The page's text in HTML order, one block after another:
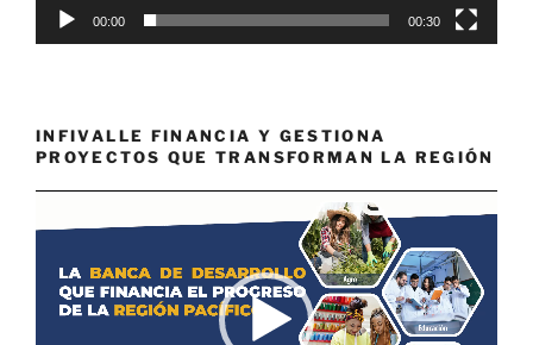
00:00 00:30
INFIVALLE FINANCIA Y GESTIONA
PROYECTOS QUE TRANSFORMAN LA REGIÓN
de